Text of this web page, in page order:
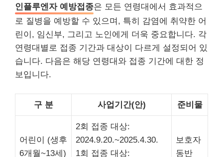
인플루엔자 예방접종은 모든 연령대에서 효과적으
로 질병을 예방할 수 있으며, 특히 감염에 취약한 어
린이, 임신부, 그리고 노인에게 더욱 중요합니다. 각
연령대별로 접종 기간과 대상이 다르게 설정되어 있
습니다. 다음은 해당 연령대와 접종 기간에 대한 정
보입니다.
구 분 사업기간(안) 준비물
어린이 (생후
6개월~13세)
2회 접종 대상:
2024.9.20.~2025.4.30.
1회 접종 대상:
보호자
동반